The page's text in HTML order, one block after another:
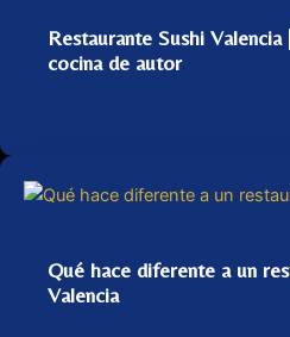
Restaurante Sushi
cocina de autor
Qué hace diferente a un
Valencia